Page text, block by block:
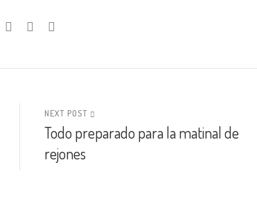
NEXT POST
Todo preparado para la matinal de
rejones